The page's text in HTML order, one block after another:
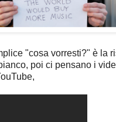
"cosa vorresti?" è la
poi ci pensano i